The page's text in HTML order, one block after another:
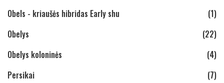
Obels - kriaušės hibridas Early shu
(1)
Obelys
(22)
Obelys koloninės
(4)
Persikai
(7)